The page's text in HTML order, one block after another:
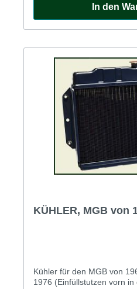
In den
KÜHLER, MGB von
Kühler für den MGB von
1976 (Einfüllstutzen vorn